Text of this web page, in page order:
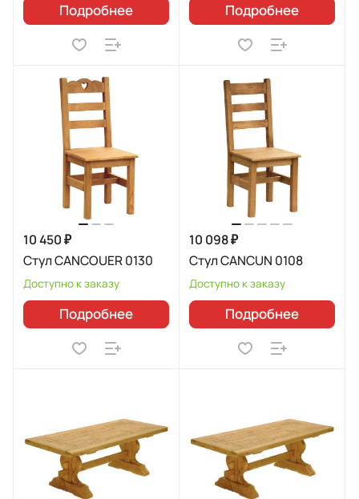
Подробнее Подробнее
10 450 ₽
Стул CANCOUER 0130
Доступно к заказу
Подробнее
10 098 ₽
Стул CANCUN 0108
Доступно к заказу
Подробнее